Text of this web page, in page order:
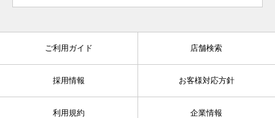
ご利用ガイド 店舗検索
採用情報 お客様対応方針
利用規約 企業情報